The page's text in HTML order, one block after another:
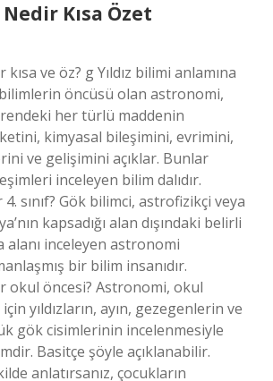
Kısa Özet
ve öz? g Yıldız bilimi anlamına
öncüsü olan astronomi,
her türlü maddenin
kimyasal bileşimini, evrimini,
ve gelişimini açıklar. Bunlar
inceleyen bilim dalıdır.
sınıf? Gök bilimci, astrofizikçi veya
kapsadığı alan dışındaki belirli
alanı inceleyen astronomi
bir bilim insanıdır.
okul öncesi? Astronomi, okul
yıldızların, ayın, gezegenlerin ve
gök cisimlerinin incelenmesiyle
Basitçe şöyle açıklanabilir.
anlatırsanız, çocukların